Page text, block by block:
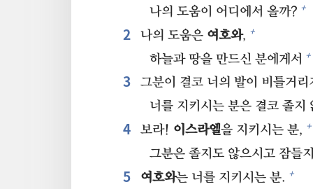
나의 도움이 어디에서 올까? +
2⁠ 나의 도움은 여호와, +
하늘과 땅을 만드신 분에게서 +
3⁠ 그분이 결코 너의 발이 비틀거리
너를 지키시는 분은 결코 졸지
4⁠ 보라! 이스라엘을 지키시는 분, +
그분은 졸지도 않으시고 잠들
5⁠ 여호와는 너를 지키시는 분. +